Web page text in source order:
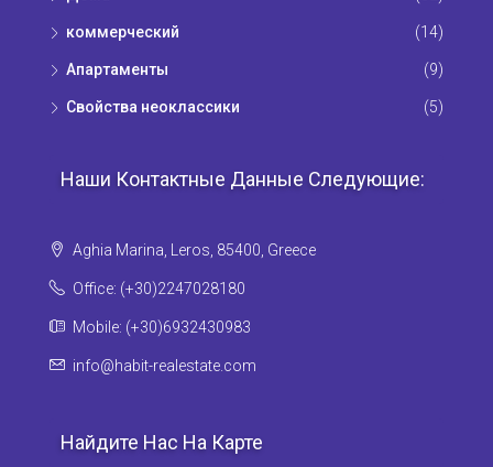
коммерческий (14)
Апартаменты (9)
Свойства неоклассики (5)
Наши Контактные Данные Следующие:
Aghia Marina, Leros, 85400, Greece
Office: (+30)2247028180
Mobile: (+30)6932430983
info@habit-realestate.com
Найдите Нас На Карте